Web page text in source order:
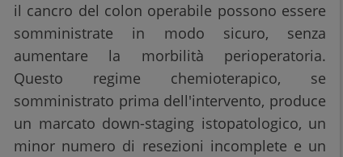
il cancro del colon operabile possono essere
somministrate in modo sicuro, senza
aumentare la morbilità perioperatoria.
Questo regime chemioterapico, se
somministrato prima dell'intervento, produce
un marcato down-staging istopatologico, un
minor numero di resezioni incomplete e un